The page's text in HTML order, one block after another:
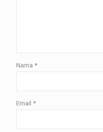
Nama *
Email *